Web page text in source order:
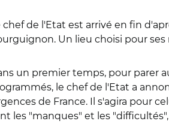
chef de l'Etat est arrivé en fin
Un lieu choisi pour
un premier temps, pour parer
le chef de l'Etat a
de France. Il s'agira pour
les "manques" et les